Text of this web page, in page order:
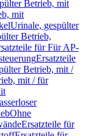
Betrieb, mit
mit
Urinale, gespülter
Betrieb,
für Für AP-
Ersatzteile
Betrieb, mit /
mit / für
Ohne
Ersatzteile für